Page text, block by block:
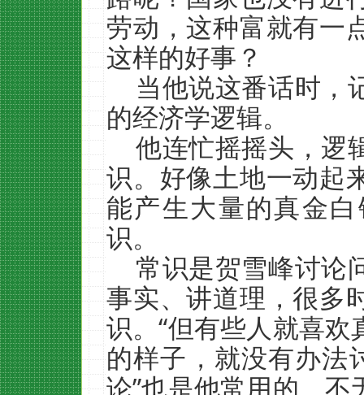
劳动，这种富就有一
这样的好事？
当他说这番话时，
的经济学逻辑。
他连忙摇摇头，逻
识。好像土地一动起
能产生大量的真金
识。
常识是贺雪峰讨论
事实、讲道理，很多
识。“但有些人就喜
的样子，就没有办法
论”也是他常用的、